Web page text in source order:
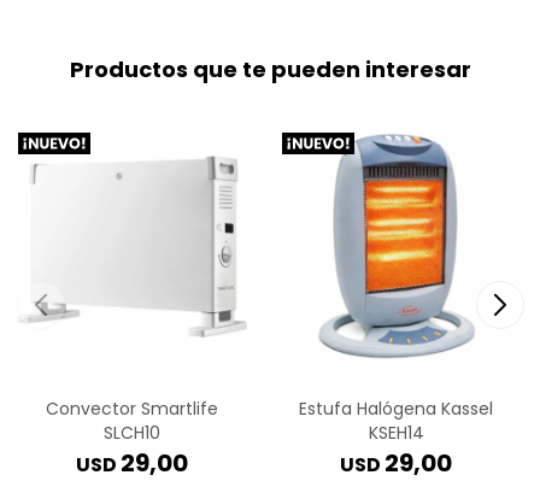
Productos que te pueden interesar
Convector Smartlife
SLCH10
USD 29,00
Estufa Halógena Kassel
KSEH14
USD 29,00